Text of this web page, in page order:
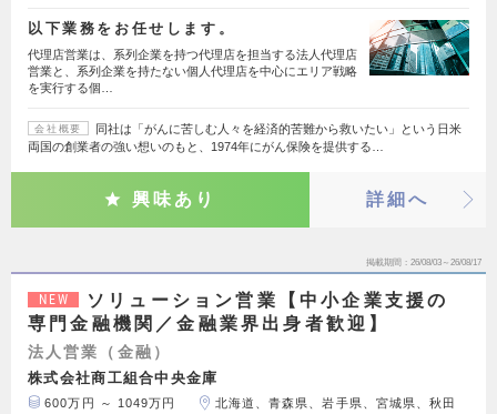
以下業務をお任せします。
代理店営業は、系列企業を持つ代理店を担当する法人代理店
営業と、系列企業を持たない個人代理店を中心にエリア戦略
を実行する個…
会社概要
同社は「がんに苦しむ人々を経済的苦難から救いたい」という日米
両国の創業者の強い想いのもと、1974年にがん保険を提供する…
興味あり 詳細へ
掲載期間 26/08/03～26/08/17
NEW
ソリューション営業【中小企業支援の
専門金融機関／金融業界出身者歓迎】
法人営業（金融）
株式会社商工組合中央金庫
600万円 ～ 1049万円
北海道、青森県、岩手県、宮城県、秋田